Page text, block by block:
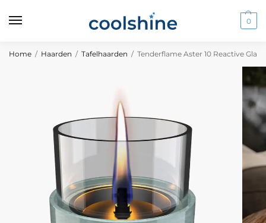
0
Home / Haarden / Tafelhaarden / Tenderflame Aster 10 Reactive Glass